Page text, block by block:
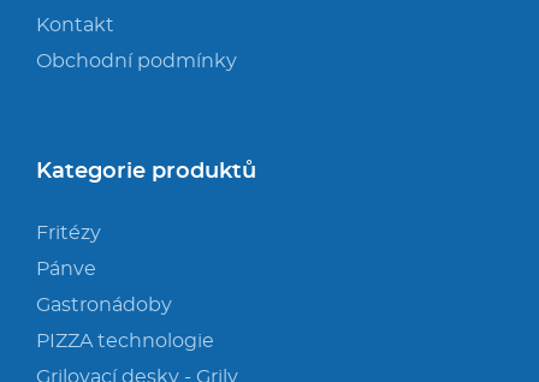
Kontakt
Obchodní podmínky
Kategorie produktů
Fritézy
Pánve
Gastronádoby
PIZZA technologie
Grilovací desky - Grily